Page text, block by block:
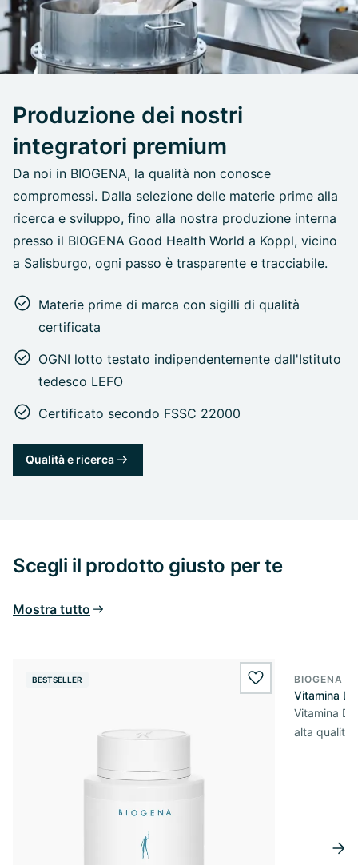
Produzione dei nostri
integratori premium
Da noi in BIOGENA, la qualità non conosce
compromessi. Dalla selezione delle materie prime alla
ricerca e sviluppo, fino alla nostra produzione interna
presso il BIOGENA Good Health World a Koppl, vicino
a Salisburgo, ogni passo è trasparente e tracciabile.
Materie prime di marca con sigilli di qualità
certificata
OGNI lotto testato indipendentemente dall'Istituto
tedesco LEFO
Certificato secondo FSSC 22000
Qualità e ricerca
Scegli il prodotto giusto per te
Mostra tutto
BESTSELLER wishlist.add
BIOGENA
Vitamina
Vitamina
alta qualità